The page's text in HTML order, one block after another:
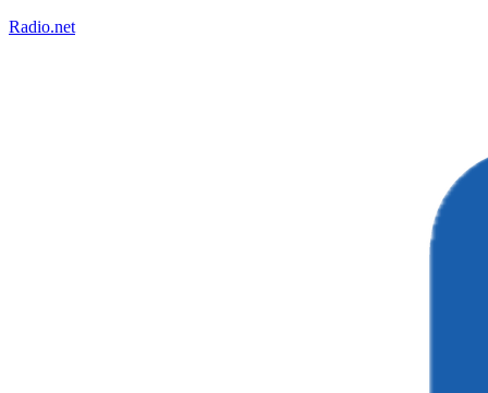
Radio.net